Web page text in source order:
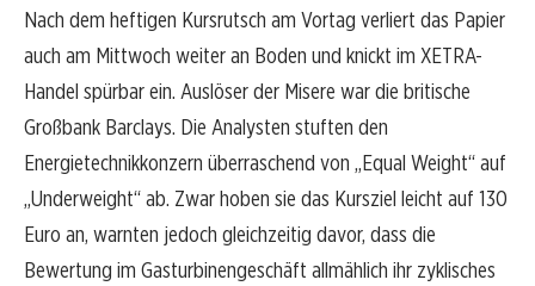
Nach dem heftigen Kursrutsch am Vortag verliert das Papier
auch am Mittwoch weiter an Boden und knickt im XETRA-
Handel spürbar ein. Auslöser der Misere war die britische
Großbank Barclays. Die Analysten stuften den
Energietechnikkonzern überraschend von „Equal Weight“ auf
„Underweight“ ab. Zwar hoben sie das Kursziel leicht auf 130
Euro an, warnten jedoch gleichzeitig davor, dass die
Bewertung im Gasturbinengeschäft allmählich ihr zyklisches